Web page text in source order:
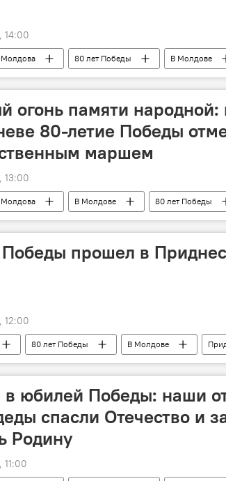
14:00
80 лет Победы В Молдове
огонь памяти народной:
80-летие Победы
маршем
13:00
В Молдове 80 лет Победы
прошел в
12:00
80 лет Победы В Молдове
в юбилей Победы: наши
спасли Отечество и
Родину
11:00